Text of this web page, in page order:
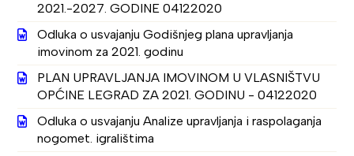
2021.-2027. GODINE 04122020
Odluka o usvajanju Godišnjeg plana upravljanja
imovinom za 2021. godinu
PLAN UPRAVLJANJA IMOVINOM U VLASNIŠTVU
OPĆINE LEGRAD ZA 2021. GODINU - 04122020
Odluka o usvajanju Analize upravljanja i raspolaganja
nogomet. igralištima